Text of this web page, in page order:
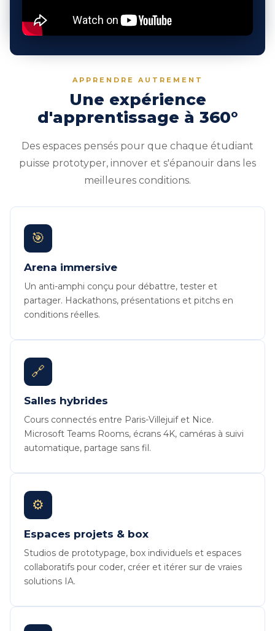
APPRENDRE AUTREMENT
Une expérience
d'apprentissage à 360°
Des espaces pensés pour que chaque étudiant
puisse prototyper, innover et s'épanouir dans les
meilleures conditions.
🎯
Arena immersive
Un anti-amphi conçu pour débattre, tester et
partager. Hackathons, présentations et pitchs en
conditions réelles.
🔗
Salles hybrides
Cours connectés entre Paris-Villejuif et Nice.
Microsoft Teams Rooms, écrans 4K, caméras à suivi
automatique, partage sans fil.
⚙️
Espaces projets & box
Studios de prototypage, box individuels et espaces
collaboratifs pour coder, créer et itérer sur de vraies
solutions IA.